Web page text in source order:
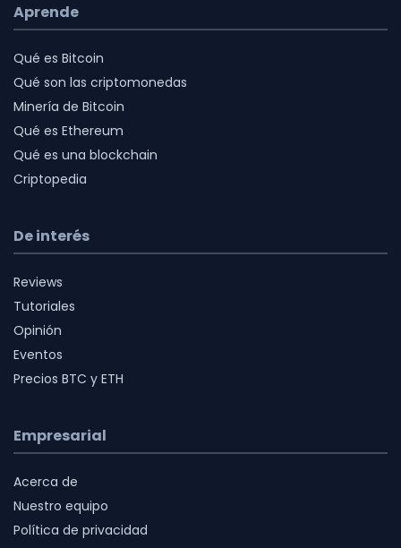
Aprende
Qué es Bitcoin
Qué son las criptomonedas
Minería de Bitcoin
Qué es Ethereum
Qué es una blockchain
Criptopedia
De interés
Reviews
Tutoriales
Opinión
Eventos
Precios BTC y ETH
Empresarial
Acerca de
Nuestro equipo
Política de privacidad